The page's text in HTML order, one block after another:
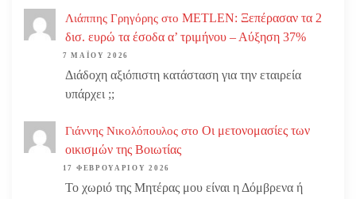
Λιάππης Γρηγόρης στο METLEN: Ξεπέρασαν τα 2
δισ. ευρώ τα έσοδα α’ τριμήνου – Αύξηση 37%
7 ΜΑΪ́ΟΥ 2026
Διάδοχη αξιόπιστη κατάσταση για την εταιρεία
υπάρχει ;;
Γιάννης Νικολόπουλος στο Οι μετονομασίες των
οικισμών της Βοιωτίας
17 ΦΕΒΡΟΥΑΡΊΟΥ 2026
Το χωριό της Μητέρας μου είναι η Δόμβρενα ή